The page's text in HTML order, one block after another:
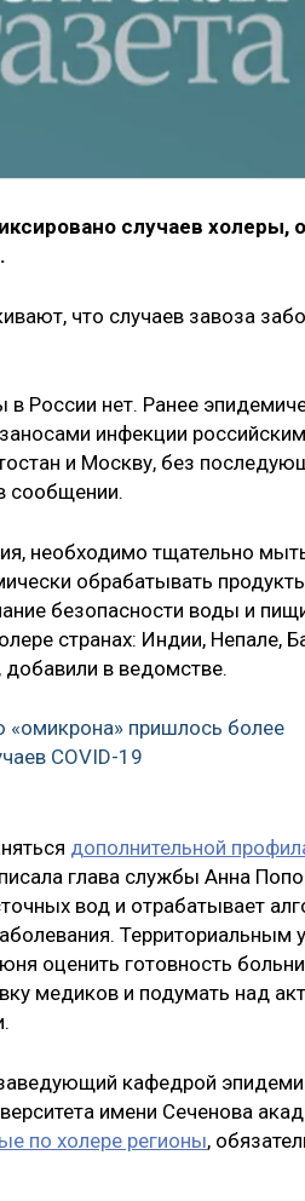
случаев холеры,
что случаев завоза
России нет. Ранее
инфекции
и Москву, без
сообщении.
необходимо тщательно
обрабатывать
безопасности воды и
странах: Индии, Непале,
добавили в ведомстве.
«омикрона» пришлось более
COVID-19
дополнительной
глава службы Анна
вод и отрабатывает
Территориальным
оценить готовность
медиков и подумать над
кафедрой
имени Сеченова
по холере регионы,